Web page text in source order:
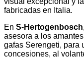
fabricadas en Italia.
En S-Hertogenbosch,
asesora a los
gafas Serengeti, para
concesiones, al